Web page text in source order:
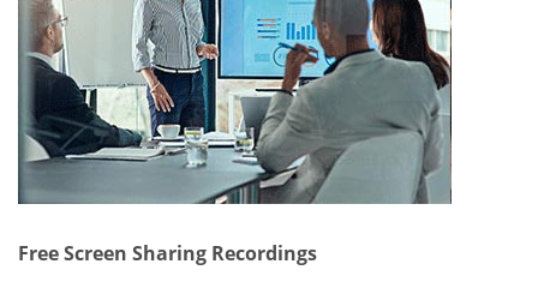
Free Screen Sharing Recordings